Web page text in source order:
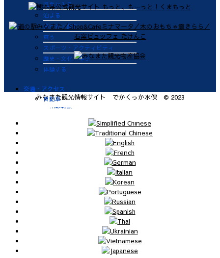
温泉に入る
泊まる
食べる・飲む
買う
スポーツ・アクティビティ
歴史・文化・学ぶ
体験する
交通・アクセス
自動車
九州新幹線
肥薩おれんじ鉄道
海上タクシー定期便 時刻表
肥薩おれんじ鉄道 レンタサイク
ビジターバース（水俣港百間浮桟
みなまた観光情報サイト でかくっか水俣 © 2023